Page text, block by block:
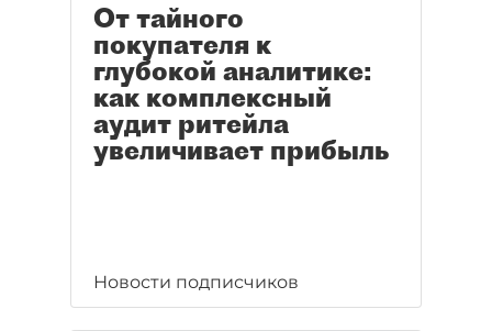
От тайного
покупателя к
глубокой аналитике:
как комплексный
аудит ритейла
увеличивает прибыль
Новости подписчиков